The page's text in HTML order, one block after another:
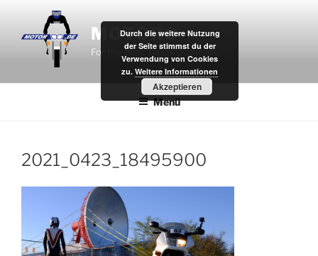
springen
MOTOR8
For the Best Times Outdoors.
Menü
2021_0423_18495900
Durch die weitere Nutzung
der Seite stimmst du der
Verwendung von Cookies
zu. Weitere Informationen
Akzeptieren